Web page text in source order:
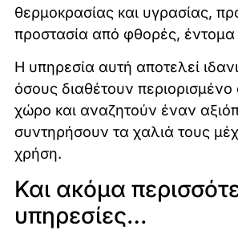
θερμοκρασίας και υγρασίας,
προστασία από φθορές, έντομα
Η υπηρεσία αυτή αποτελεί
όσους διαθέτουν περιορισμένο
χώρο και αναζητούν έναν
συντηρήσουν τα χαλιά τους
χρήση.
Και ακόμα
υπηρεσίες…